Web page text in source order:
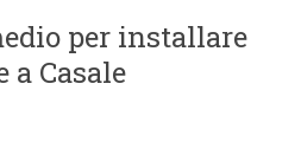
per installare
a Casale